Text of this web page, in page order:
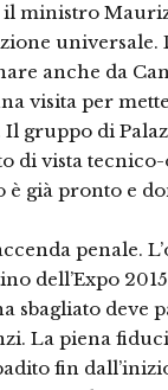
il ministro
universale.
anche da
visita per
gruppo di
di vista
è già pronto e
penale.
dell’Expo
sbagliato deve
La piena
fin